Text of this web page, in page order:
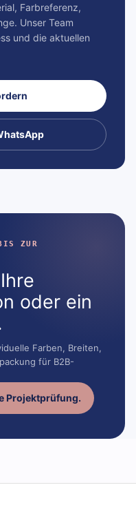
Farbreferenz,
Unser Team
und die aktuellen
ZUR
oder ein
Farben, Breiten,
für B2B-
Projektprüfung.